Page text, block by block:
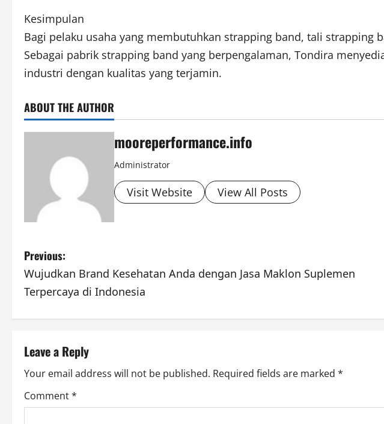
Kesimpulan
Bagi pelaku usaha yang membutuhkan strapping band, tali
Sebagai pabrik strapping band yang berpengalaman, Tondira
industri dengan kualitas yang terjamin.
ABOUT THE AUTHOR
mooreperformance.info
Administrator
Visit Website View All Posts
P
o
n
a
v
Previous:
Wujudkan Brand Kesehatan Anda dengan Jasa Maklon Suplemen
Terpercaya di Indonesia
Leave a Reply
Your email address will not be published. Required fields are marked *
Comment*